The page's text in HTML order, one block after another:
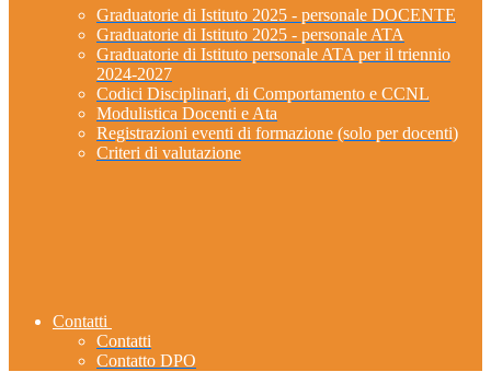
Graduatorie di Istituto 2025 - personale DOCENTE
Graduatorie di Istituto 2025 - personale ATA
Graduatorie di Istituto personale ATA per il triennio
2024-2027
Codici Disciplinari, di Comportamento e CCNL
Modulistica Docenti e Ata
Registrazioni eventi di formazione (solo per docenti)
Criteri di valutazione
Contatti
Contatti
Contatto DPO